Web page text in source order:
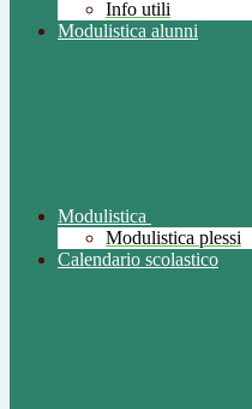
Info utili
Modulistica alunni
Modulistica
Modulistica plessi
Calendario scolastico